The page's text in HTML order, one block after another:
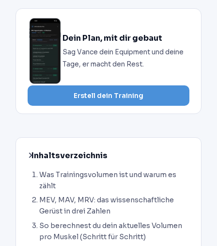
Dein Plan, mit dir gebaut
Sag Vance dein Equipment und deine
Tage, er macht den Rest.
Erstell dein Training
Inhaltsverzeichnis
Was Trainingsvolumen ist und warum es
zählt
MEV, MAV, MRV: das wissenschaftliche
Gerüst in drei Zahlen
So berechnest du dein aktuelles Volumen
pro Muskel (Schritt für Schritt)